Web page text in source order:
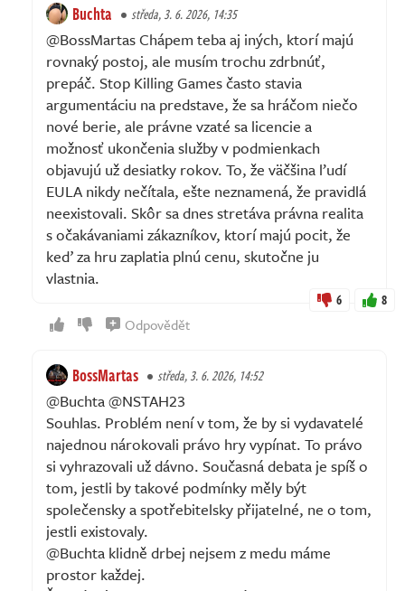
Buchta středa, 3. 6. 2026, 14:35
@BossMartas Chápem teba aj iných, ktorí majú
rovnaký postoj, ale musím trochu zdrbnúť,
prepáč. Stop Killing Games často stavia
argumentáciu na predstave, že sa hráčom niečo
nové berie, ale právne vzaté sa licencie a
možnosť ukončenia služby v podmienkach
objavujú už desiatky rokov. To, že väčšina ľudí
EULA nikdy nečítala, ešte neznamená, že pravidlá
neexistovali. Skôr sa dnes stretáva právna realita
s očakávaniami zákazníkov, ktorí majú pocit, že
keď za hru zaplatia plnú cenu, skutočne ju
vlastnia.
6 8
Odpovědět
BossMartas středa, 3. 6. 2026, 14:52
@Buchta @NSTAH23
Souhlas. Problém není v tom, že by si vydavatelé
najednou nárokovali právo hry vypínat. To právo
si vyhrazovali už dávno. Současná debata je spíš o
tom, jestli by takové podmínky měly být
společensky a spotřebitelsky přijatelné, ne o tom,
jestli existovaly.
@Buchta klidně drbej nejsem z medu máme
prostor každej.